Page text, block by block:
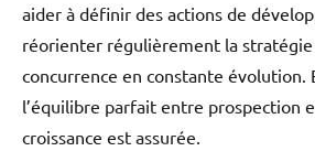
aider à définir des actions de
réorienter régulièrement la stratégie
concurrence en constante évolution.
l’équilibre parfait entre prospection
croissance est assurée.